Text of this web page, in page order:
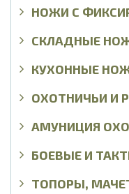
НОЖИ С
СКЛАДНЫЕ
КУХОННЫЕ
ОХОТНИЧЬИ И
АМУНИЦИЯ
БОЕВЫЕ И
ТОПОРЫ,